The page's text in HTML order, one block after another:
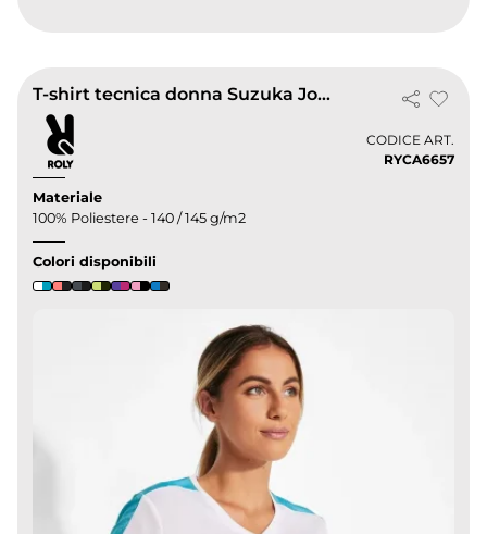
T-shirt tecnica donna Suzuka Joma, manica corta, 100% poliestere
CODICE ART.
RYCA6657
Materiale
100% Poliestere - 140 / 145 g/m2
Colori disponibili